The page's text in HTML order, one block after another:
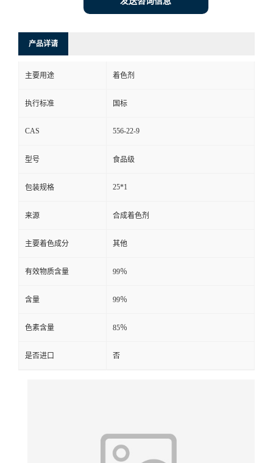
产品详请
主要用途 着色剂
执行标准 国标
CAS 556-22-9
型号 食品级
包装规格 25*1
来源 合成着色剂
主要着色成分 其他
有效物质含量 99％
含量 99％
色素含量 85％
是否进口 否